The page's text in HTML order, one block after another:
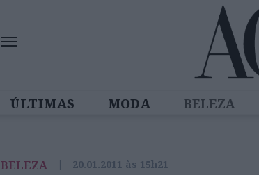
ÚLTIMAS MODA BELEZA
BELEZA | 20.01.2011 às 15h21